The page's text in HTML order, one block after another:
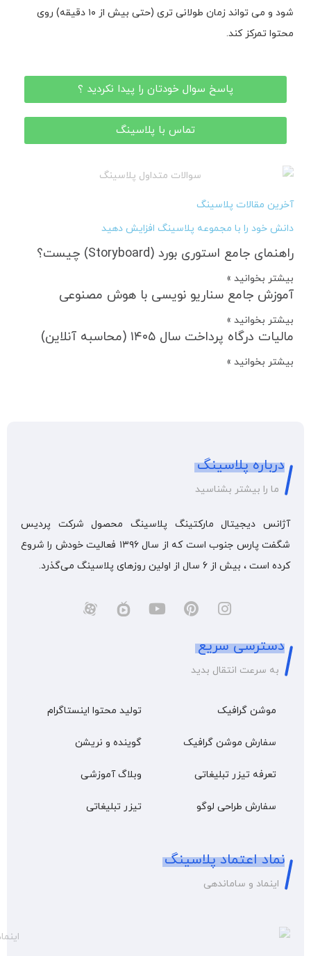
شود و می تواند زمان طولانی تری (حتی بیش از ۱۰ دقیقه) روی
محتوا تمرکز کند.
پاسخ سوال خودتان را پیدا نکردید ؟
تماس با پلاسینگ
آخرین مقالات پلاسینگ
دانش خود را با مجموعه پلاسینگ افزایش دهید
راهنمای جامع استوری بورد (Storyboard) چیست؟
بیشتر بخوانید »
آموزش جامع سناریو نویسی با هوش مصنوعی
بیشتر بخوانید »
مالیات درگاه پرداخت سال ۱۴۰۵ (محاسبه آنلاین)
بیشتر بخوانید »
درباره پلاسینگ
ما را بیشتر بشناسید
آژانس دیجیتال مارکتینگ پلاسینگ محصول شرکت پردیس
شگفت پارس جنوب است که از سال ۱۳۹۶ فعالیت خودش را شروع
کرده است ، بیش از 6 سال از اولین روزهای پلاسینگ می‌گذرد.
دسترسی سریع
به سرعت انتقال بدید
موشن گرافیک
سفارش موشن گرافیک
تعرفه تیزر تبلیغاتی
سفارش طراحی لوگو
تولید محتوا اینستاگرام
گوینده و نریشن
وبلاگ آموزشی
تیزر تبلیغاتی
نماد اعتماد پلاسینگ
اینماد و ساماندهی